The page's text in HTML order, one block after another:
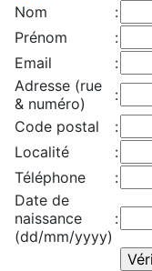
Nom
:
Prénom
:
Email
:
Adresse (rue
& numéro)
:
Code postal
:
Localité
:
Téléphone
:
Date de
naissance
(dd/mm/yyyy)
: